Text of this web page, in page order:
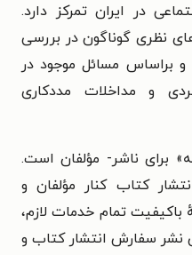
در ایران تمرکز دارد.
نظری گوناگون در بررسی
و براساس مسائل موجود در
و مداخلات مددکاری
برای ناشر- مؤلفان است.
کتاب کنار مؤلفان و
باکیفیت تمام خدمات لازم،
نشر سفارش انتشار کتاب و